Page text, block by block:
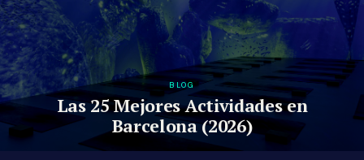
BLOG
Las 25 Mejores Actividades en
Barcelona (2026)